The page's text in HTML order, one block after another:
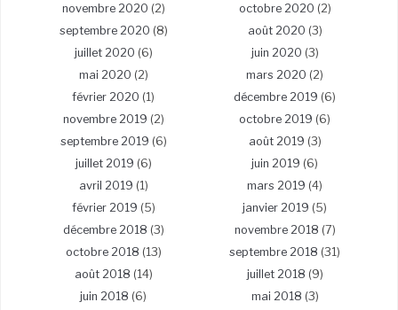
novembre 2020 (2) octobre 2020 (2)
septembre 2020 (8) août 2020 (3)
juillet 2020 (6) juin 2020 (3)
mai 2020 (2) mars 2020 (2)
février 2020 (1) décembre 2019 (6)
novembre 2019 (2) octobre 2019 (6)
septembre 2019 (6) août 2019 (3)
juillet 2019 (6) juin 2019 (6)
avril 2019 (1) mars 2019 (4)
février 2019 (5) janvier 2019 (5)
décembre 2018 (3) novembre 2018 (7)
octobre 2018 (13) septembre 2018 (31)
août 2018 (14) juillet 2018 (9)
juin 2018 (6) mai 2018 (3)